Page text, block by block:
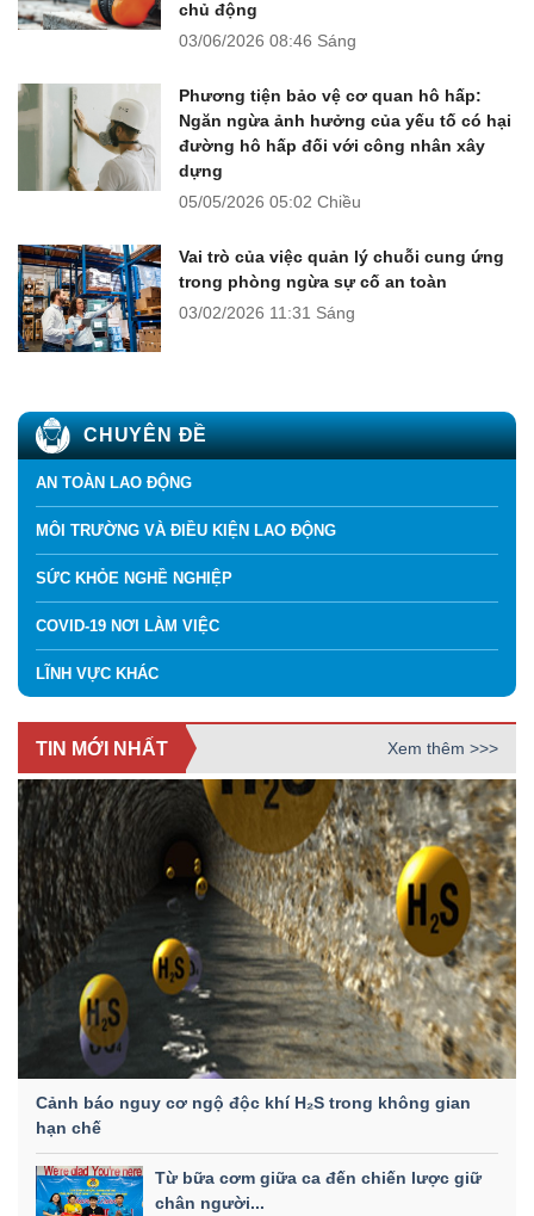
chủ động
03/06/2026 08:46 Sáng
Phương tiện bảo vệ cơ quan hô hấp:
Ngăn ngừa ảnh hưởng của yếu tố có hại
đường hô hấp đối với công nhân xây
dựng
05/05/2026 05:02 Chiều
Vai trò của việc quản lý chuỗi cung ứng
trong phòng ngừa sự cố an toàn
03/02/2026 11:31 Sáng
CHUYÊN ĐỀ
AN TOÀN LAO ĐỘNG
MÔI TRƯỜNG VÀ ĐIỀU KIỆN LAO ĐỘNG
SỨC KHỎE NGHỀ NGHIỆP
COVID-19 NƠI LÀM VIỆC
LĨNH VỰC KHÁC
TIN MỚI NHẤT Xem thêm >>>
Cảnh báo nguy cơ ngộ độc khí H₂S trong không gian
hạn chế
Từ bữa cơm giữa ca đến chiến lược giữ
chân người...